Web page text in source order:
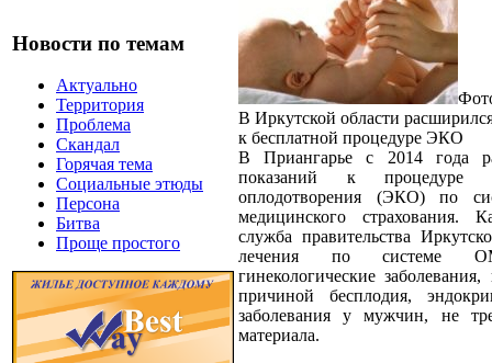
Новости по темам
Актуально
Территория
Проблема
Скандал
Горячая тема
Социальные этюды
Персона
Битва
Проще простого
В Иркутской области
к бесплатной процедуре ЭКО
В Приангарье с 2014 года
показаний к процедуре
оплодотворения (ЭКО) по
медицинского страхования.
служба правительства
лечения по системе
гинекологические
причиной бесплодия,
заболевания у мужчин, не
материала.